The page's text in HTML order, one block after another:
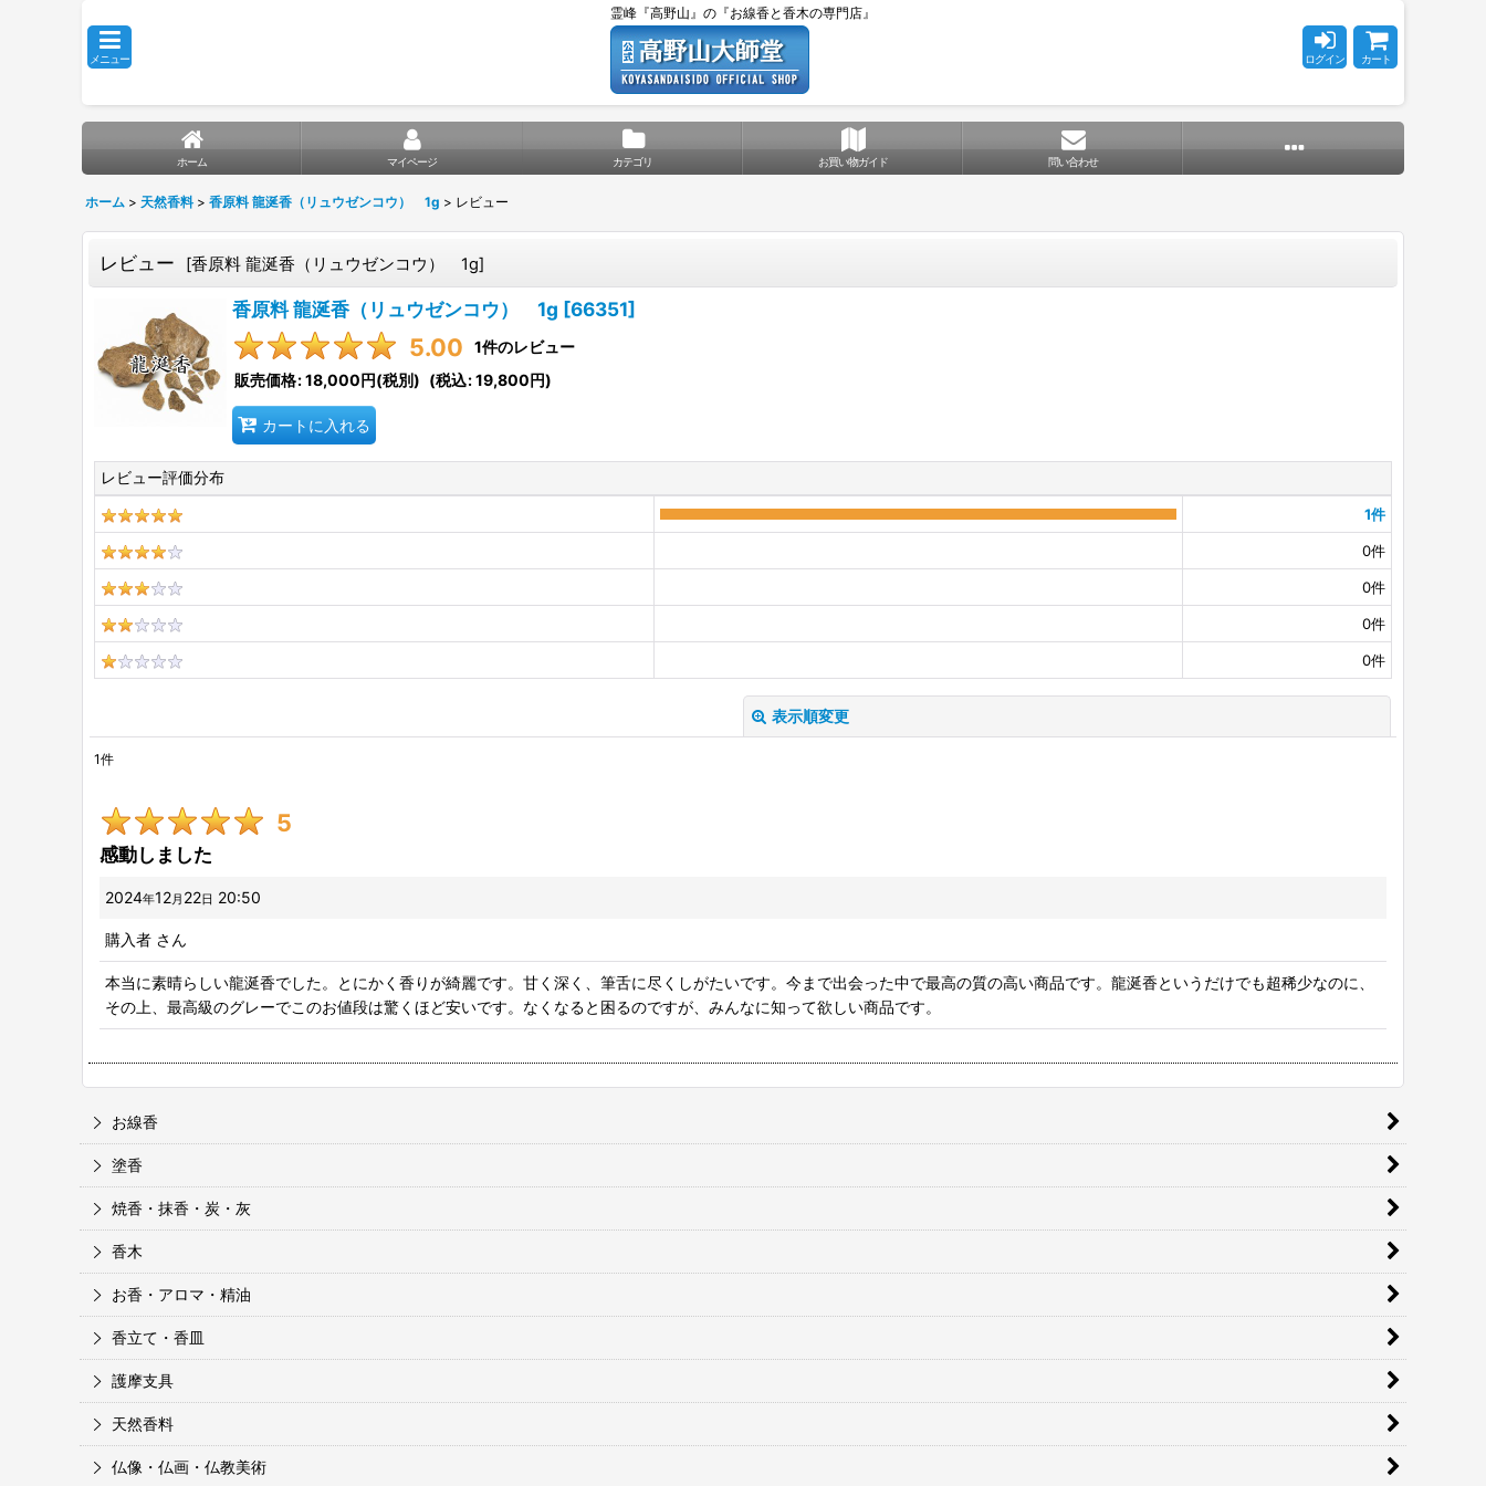
霊峰『高野山』の『お線香と香木の専門店』
メニュー ログイン カート
ホーム マイページ カテゴリ お買い物ガイド 問い合わせ
ホーム > 天然香料 > 香原料 龍涎香（リュウゼンコウ） 1g > レビュー
レビュー [香原料 龍涎香（リュウゼンコウ） 1g]
香原料 龍涎香（リュウゼンコウ） 1g [66351]
5.00 1件のレビュー
販売価格:18,000円(税別) (税込:19,800円)
カートに入れる
レビュー評価分布
1件
0件
0件
0件
0件
表示順変更
期間:
並び順:
1件
5
感動しました
2024年12月 22日 20:50
購入者 さん
本当に素晴らしい龍涎香でした。とにかく香りが綺麗です。甘く深く、筆舌に尽くしがたいです。今まで出会った中で最高の質の高い商品です。龍涎香というだけでも超稀少なのに、
その上、最高級のグレーでこのお値段は驚くほど安いです。なくなると困るのですが、みんなに知って欲しい商品です。
お線香
塗香
焼香・抹香・炭・灰
香木
お香・アロマ・精油
香立て・香皿
護摩支具
天然香料
仏像・仏画・仏教美術